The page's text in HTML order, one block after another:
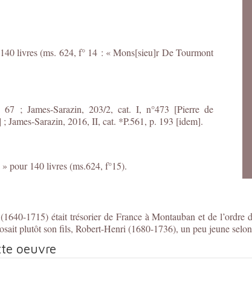
livres (ms. 624, f° 14 : « Mons[sieu]r De Tourmont
; James-Sarazin, 203/2, cat. I, n°473 [Pierre de
James-Sarazin, 2016, II, cat. *P.561, p. 193 [idem].
pour 140 livres (ms.624, f°15).
1715) était trésorier de France à Montauban et de
plutôt son fils, Robert-Henri (1680-1736), un peu jeune
oeuvre